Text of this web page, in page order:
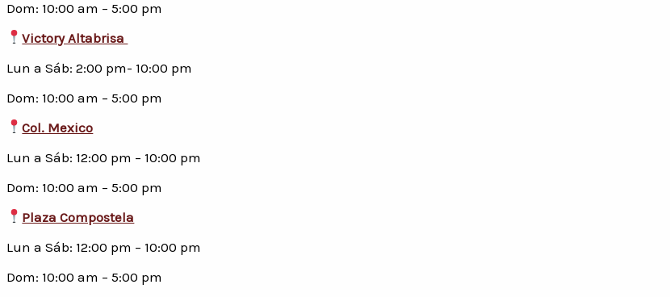
Dom: 10:00 am – 5:00 pm
Victory Altabrisa
Lun a Sáb: 2:00 pm- 10:00 pm
Dom: 10:00 am – 5:00 pm
Col. Mexico
Lun a Sáb: 12:00 pm – 10:00 pm
Dom: 10:00 am – 5:00 pm
Plaza Compostela
Lun a Sáb: 12:00 pm – 10:00 pm
Dom: 10:00 am – 5:00 pm